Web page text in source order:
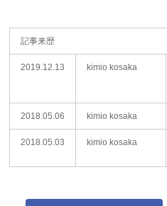
記事来歴
2019.12.13 kimio kosaka
2018.05.06 kimio kosaka
2018.05.03 kimio kosaka